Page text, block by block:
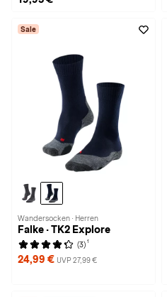
Sale
Wandersocken · Herren
Falke · TK2 Explore
(3) 1
24,99 € UVP 27,99 €